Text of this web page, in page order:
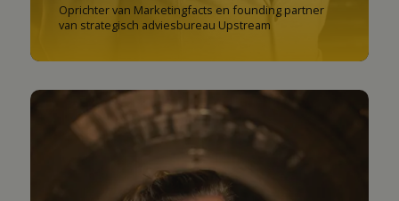
Oprichter van Marketingfacts en founding partner
van strategisch adviesbureau Upstream